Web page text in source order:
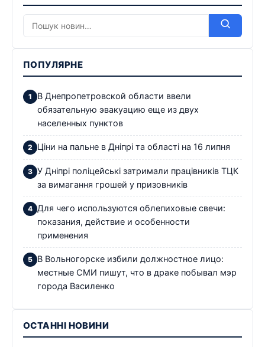
ПОПУЛЯРНЕ
В Днепропетровской области ввели
обязательную эвакуацию еще из двух
населенных пунктов
Ціни на пальне в Дніпрі та області на 16 липня
У Дніпрі поліцейські затримали працівників ТЦК
за вимагання грошей у призовників
Для чего используются облепиховые свечи:
показания, действие и особенности
применения
В Вольногорске избили должностное лицо:
местные СМИ пишут, что в драке побывал мэр
города Василенко
ОСТАННІ НОВИНИ